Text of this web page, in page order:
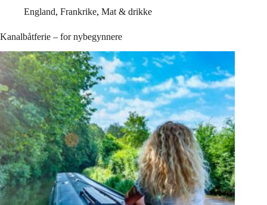
yes
please!
England, Frankrike, Mat & drikke
Kanalbåtferie – for nybegynnere